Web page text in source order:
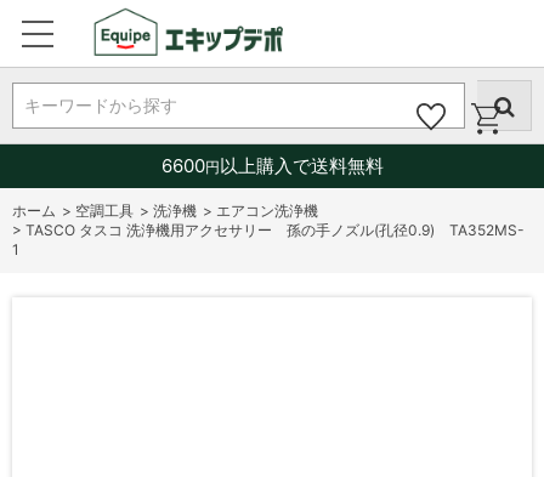
キーワードから探す
6600円以上購入で送料無料
ホーム > 空調工具 > 洗浄機 > エアコン洗浄機
> TASCO タスコ 洗浄機用アクセサリー 孫の手ノズル(孔径0.9) TA352MS-
1